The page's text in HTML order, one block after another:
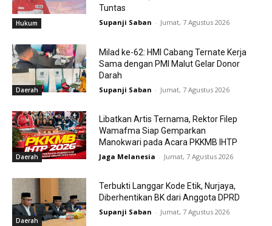
Hukum
Tuntas
Supanji Saban - Jumat, 7 Agustus 2026
Daerah
Milad ke-62: HMI Cabang Ternate Kerja
Sama dengan PMI Malut Gelar Donor
Darah
Supanji Saban - Jumat, 7 Agustus 2026
Daerah
Libatkan Artis Ternama, Rektor Filep
Wamafma Siap Gemparkan
Manokwari pada Acara PKKMB IHTP
Jaga Melanesia - Jumat, 7 Agustus 2026
Daerah
Terbukti Langgar Kode Etik, Nurjaya,
Diberhentikan BK dari Anggota DPRD
Supanji Saban - Jumat, 7 Agustus 2026